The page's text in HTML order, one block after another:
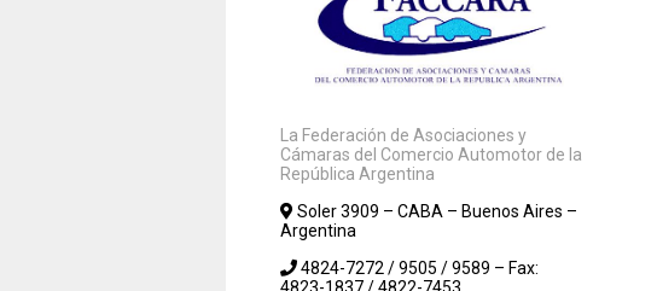
La Federación de Asociaciones y
Cámaras del Comercio Automotor de la
República Argentina
Soler 3909 – CABA – Buenos Aires –
Argentina
4824-7272 / 9505 / 9589 – Fax: